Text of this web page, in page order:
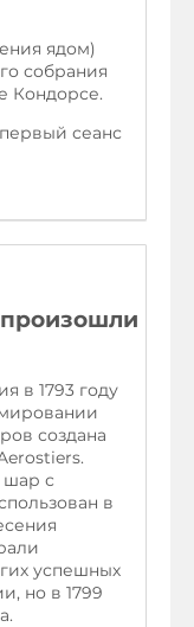
ядом)
собрания
Кондорсе.
сеанс
произошли
в 1793 году
создана
шар с
в
успешных
но в 1799